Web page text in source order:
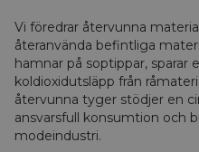
Vi föredrar återvunna
återanvända befintliga
hamnar på soptippar, sparar
koldioxidutsläpp från
återvunna tyger stödjer en
ansvarsfull konsumtion och
modeindustri.